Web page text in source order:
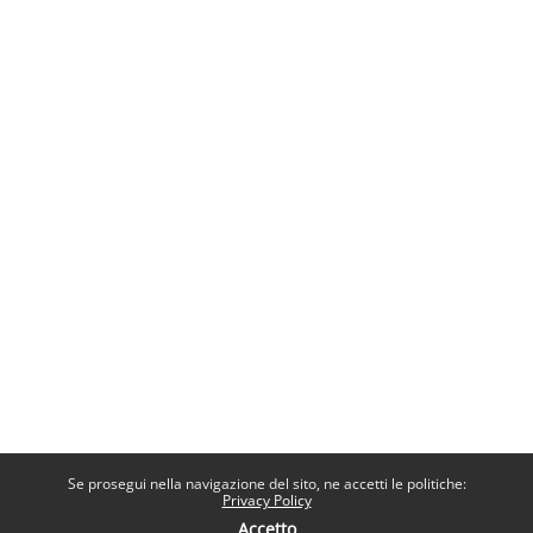
Se prosegui nella navigazione del sito, ne accetti le politiche:
Privacy Policy